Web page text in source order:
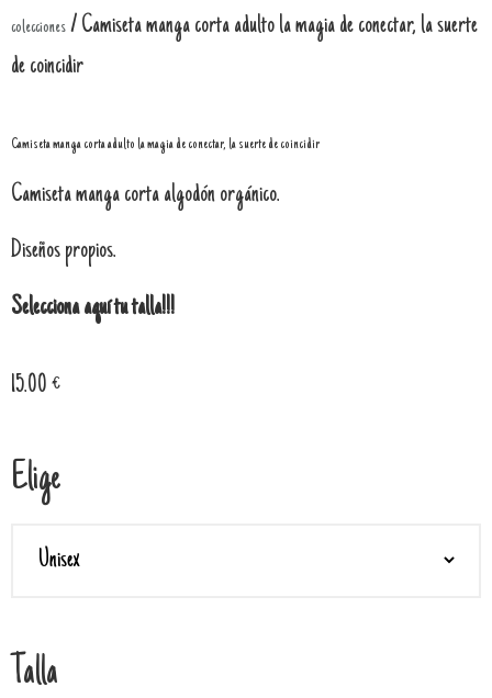
colecciones / Camiseta manga corta adulto la magia de conectar, la suerte
de coincidir
Camiseta manga corta adulto la magia de conectar, la suerte de coincidir
Camiseta manga corta algodón orgánico.
Diseños propios.
Selecciona aquí tu talla!!!
15.00 €
Elige
Talla